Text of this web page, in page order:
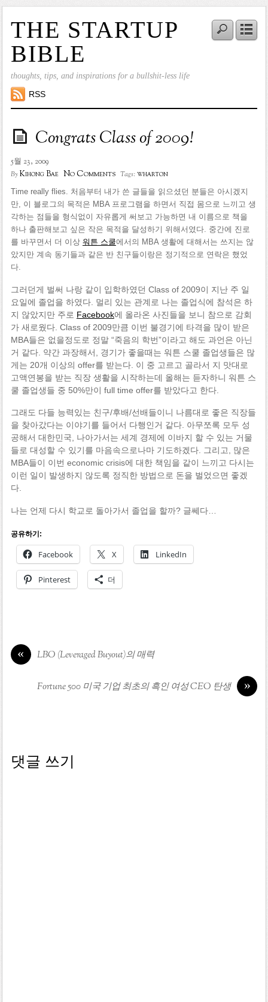
THE STARTUP
BIBLE
thoughts, tips, and inspirations for a bullshit-less life
RSS
Congrats Class of 2009!
5월 23, 2009
ByKihong Bae No Comments Tags:wharton
Time really flies. 처음부터 내가 쓴 글들을 읽으셨던 분들은 아시겠지
만, 이 블로그의 목적은 MBA 프로그램을 하면서 직접 몸으로 느끼고 생
각하는 점들을 형식없이 자유롭게 써보고 가능하면 내 이름으로 책을
하나 출판해보고 싶은 작은 목적을 달성하기 위해서였다. 중간에 진로
를 바꾸면서 더 이상 워튼 스쿨에서의 MBA 생활에 대해서는 쓰지는 않
았지만 계속 동기들과 같은 반 친구들이랑은 정기적으로 연락은 했었
다.
그러던게 벌써 나랑 같이 입학하였던 Class of 2009이 지난 주 일
요일에 졸업을 하였다. 멀리 있는 관계로 나는 졸업식에 참석은 하
지 않았지만 주로 Facebook에 올라온 사진들을 보니 참으로 감회
가 새로웠다. Class of 2009만큼 이번 불경기에 타격을 많이 받은
MBA들은 없을정도로 정말 “죽음의 학번”이라고 해도 과언은 아닌
거 같다. 약간 과장해서, 경기가 좋을때는 워튼 스쿨 졸업생들은 많
게는 20개 이상의 offer를 받는다. 이 중 고르고 골라서 지 맛대로
고액연봉을 받는 직장 생활을 시작하는데 올해는 듣자하니 워튼 스
쿨 졸업생들 중 50%만이 full time offer를 받았다고 한다.
그래도 다들 능력있는 친구/후배/선배들이니 나름대로 좋은 직장들
을 찾아갔다는 이야기를 들어서 다행인거 같다. 아무쪼록 모두 성
공해서 대한민국, 나아가서는 세계 경제에 이바지 할 수 있는 거물
들로 대성할 수 있기를 마음속으로나마 기도하겠다. 그리고, 많은
MBA들이 이번 economic crisis에 대한 책임을 같이 느끼고 다시는
이런 일이 발생하지 않도록 정직한 방법으로 돈을 벌었으면 좋겠
다.
나는 언제 다시 학교로 돌아가서 졸업을 할까? 글쎄다…
공유하기:
Facebook X LinkedIn
Pinterest 더
« LBO (Leveraged Buyout)의 매력
»
Fortune 500 미국 기업 최초의 흑인 여성 CEO 탄생
댓글 쓰기